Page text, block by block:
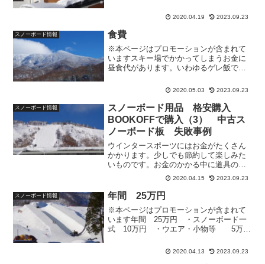
シーズン券の購入となると思いますが、
で滑りたい人などは招待券...
2020.04.19 2023.09.23
スノーボード情報 食費
※本ページはプロモーションが含まれて
いますスキー場でかかってしまうお金に
昼食代があります。いわゆるゲレ飯です
的に街中で食べるより割高で、1食に1000
ころも多いかと...
2020.05.03 2023.09.23
スノーボード情報
スノーボード用品 格安購入
BOOKOFFで購入（3） 中古ス
ノーボード板 失敗事例
ウインタースポーツにはお金がたくさん
かかります。少しでも節約して楽しみた
いものです。お金のかかる中に道具の購
入があります。道具購入を少しでも安く
する方法として中古の購入があります
が、BOOKOFFでの購入のすすめと私が
実際に購入した体験を通じて買い方の注
意点等を書いています。今回はスノーボ
ードの板の購入の失敗の事例です。中古
品の購入には失敗のリスクがありますの
2020.04.15 2023.09.23
スノーボード情報 年間 25万円
※本ページはプロモーションが含まれて
います年間 25万円 ・スノーボード一
式 10万円 ・ウエア・小物等 5万
×10回) ・交通費 5万円
2020.04.13 2023.09.23